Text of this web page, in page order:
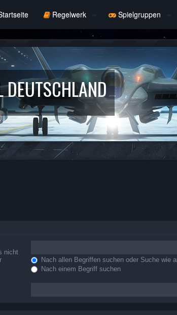
Regelwerk Spielgruppen
DEUTSCHLAND
nicht
Nach allen Begriffen suchen oder Suche wie
Nach einem Begriff suchen